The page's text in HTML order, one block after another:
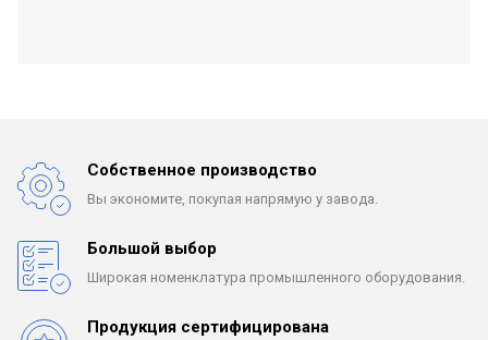
Собственное производство
Вы экономите, покупая напрямую у завода.
Большой выбор
Широкая номенклатура промышленного оборудования.
Продукция сертифицирована